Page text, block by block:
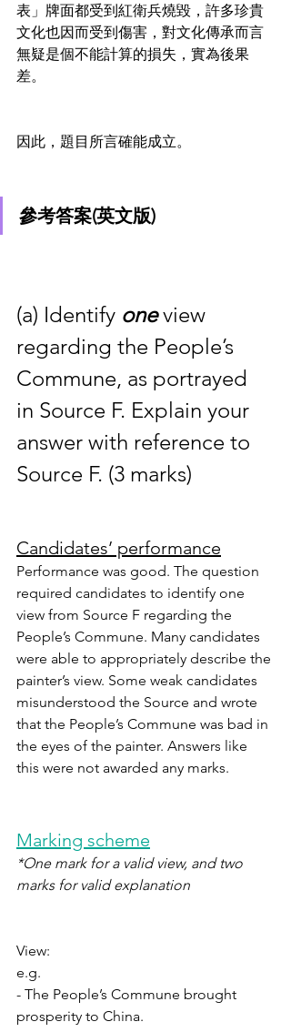
表」牌面都受到紅衛兵燒毀，許多珍貴
文化也因而受到傷害，對文化傳承而言
無疑是個不能計算的損失，實為後果
差。
因此，題目所言確能成立。
參考答案(英文版)
(a) Identify one view
regarding the People’s
Commune, as portrayed
in Source F. Explain your
answer with reference to
Source F. (3 marks)
Candidates’ performance
Performance was good. The question
required candidates to identify one
view from Source F regarding the
People’s Commune. Many candidates
were able to appropriately describe the
painter’s view. Some weak candidates
misunderstood the Source and wrote
that the People’s Commune was bad in
the eyes of the painter. Answers like
this were not awarded any marks.
Marking scheme
*One mark for a valid view, and two
marks for valid explanation
View:
e.g.
- The People’s Commune brought
prosperity to China.